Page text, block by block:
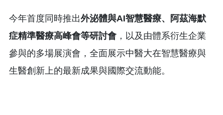
今年首度同時推出外泌體與AI智慧醫療、阿茲海默
症精準醫療高峰會等研討會 ，以及由體系衍生企業
參與的多場展演會，全面展示中醫大在智慧醫療與
生醫創新上的最新成果與國際交流動能。